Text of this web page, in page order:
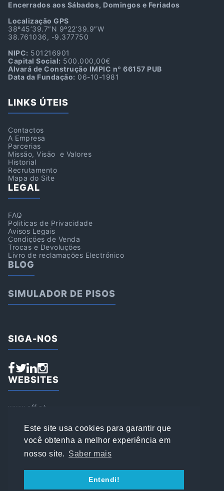
Este site usa cookies para garantir que
você obtenha a melhor experiência em
nosso site. Saber mais
Entendi!
Encerrados aos Sábados, Domingos e Feriados
Localização GPS
38º45’39.7″N 9º22’39.9″W
38.761036, -9.377750
NIPC: 501216901
Capital Social: 500.000,00€
Alvará de Construção IMPIC nº 66157 PUB
Data da Fundação: 06-10-1981
LINKS ÚTEIS
Contactos
A Empresa
Parcerias
Missão, Visão e Valores
Historial
Recrutamento
Mapa do Site
LEGAL
FAQ
Politicas de Privacidade
Avisos Legais
Condições de Venda
Trocas e Devoluções
Livro de reclamações Electrónico
BLOG
SIMULADOR DE PISOS
SIGA-NOS
WEBSITES
www.aff.pt
www.loja.affsports.pt
PESQUISAR